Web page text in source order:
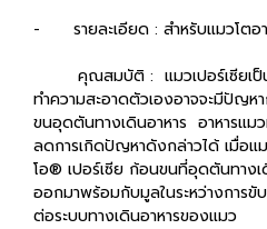
- รายละเอียด : สำหรับแมวโตอ
คุณสมบัติ : แมวเปอร์เซียเป็นแ
ทำความสะอาดตัวเองอาจจะมีปัญห
ขนอุดตันทางเดินอาหาร อาหารแมว
ลดการเกิดปัญหาดังกล่าวได้ เมื่อแ
โอ® เปอร์เซีย ก้อนขนที่อุดตันทาง
ออกมาพร้อมกับมูลในระหว่างการ
ต่อระบบทางเดินอาหารของแมว